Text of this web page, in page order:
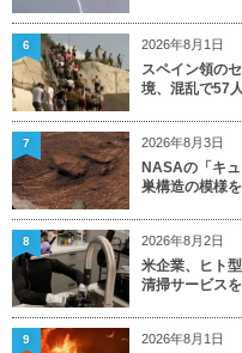
2026年8月1日
スペイン領の
境、混乱で57
6
2026年8月3日
NASAの「キ
巣構造の模様
7
2026年8月2日
米企業、ヒト
清掃サービス
8
2026年8月1日
9